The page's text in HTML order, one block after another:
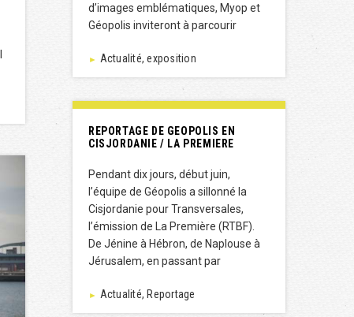
d’images emblématiques, Myop et
Géopolis inviteront à parcourir
► Actualité, exposition
REPORTAGE DE GEOPOLIS EN
CISJORDANIE / LA PREMIERE
Pendant dix jours, début juin,
l’équipe de Géopolis a sillonné la
Cisjordanie pour Transversales,
l’émission de La Première (RTBF).
De Jénine à Hébron, de Naplouse à
Jérusalem, en passant par
► Actualité, Reportage